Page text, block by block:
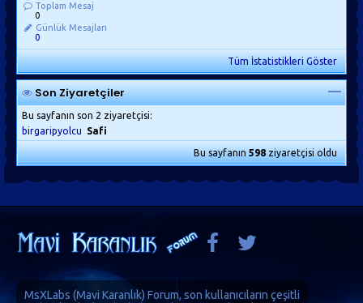
Toplam Mesaj
0
Günlük Mesajları
0
Tüm İstatistikleri Göster
Son Ziyaretçiler
Bu sayfanın son 2 ziyaretçisi:
birgaripyolcu
Safi
Bu sayfanın598ziyaretçisi oldu
MsXLabs (Mavi Karanlık) Forum, son kullanıcıların çeşitli